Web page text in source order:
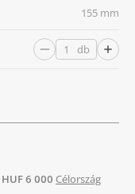
155 mm
db
HUF 6 000 Célország